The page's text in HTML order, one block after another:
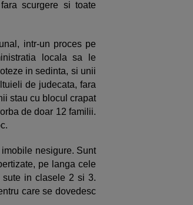
scurgere si toate
intr-un proces pe
locala sa le
in sedinta, si unii
de judecata, fara
stau cu blocul crapat
de doar 12 familii.
nesigure. Sunt
pe langa cele
in clasele 2 si 3.
care se dovedesc